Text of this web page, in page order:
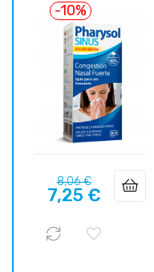
-10%
Precio
regular
8,06 €Precio
7,25 €